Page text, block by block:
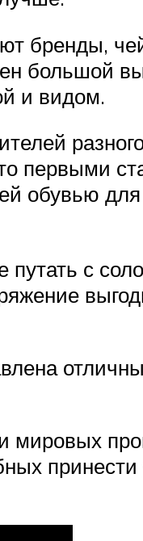
бренды,
большой
и видом.
первыми
обувью
с
мировых
принести